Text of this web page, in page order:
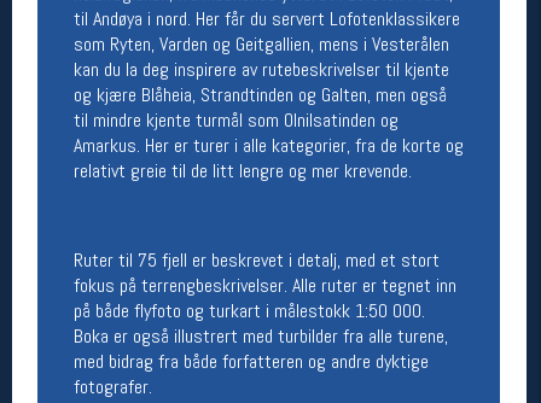
til Andøya i nord. Her får du servert Lofotenklassikere
som Ryten, Varden og Geitgallien, mens i Vesterålen
kan du la deg inspirere av rutebeskrivelser til kjente
og kjære Blåheia, Strandtinden og Galten, men også
til mindre kjente turmål som Olnilsatinden og
Amarkus. Her er turer i alle kategorier, fra de korte og
relativt greie til de litt lengre og mer krevende.
Ruter til 75 fjell er beskrevet i detalj, med et stort
fokus på terrengbeskrivelser. Alle ruter er tegnet inn
på både flyfoto og turkart i målestokk 1:50 000.
Boka er også illustrert med turbilder fra alle turene,
med bidrag fra både forfatteren og andre dyktige
fotografer.
Åpningstider verkstedet
Man-Fredag:
11-18
Lørdag:
11-16
Om verkstedet
For å bestille time må du logge inn i
nettbutikken og trykke på den nederste blå
linjen
Betingelser
Salgsbetingelser
Personsvernerklæring
Informasjonskapsler
Bærekraft
Org. nr: 976754360